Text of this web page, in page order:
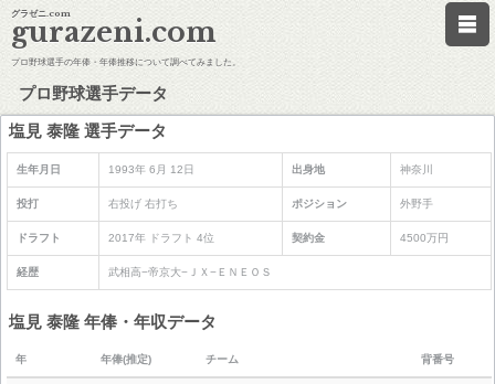
グラゼニ.com
gurazeni.com
プロ野球選手の年俸・年俸推移について調べてみました。
プロ野球選手データ
塩見 泰隆 選手データ
生年月日 1993年 6月 12日 出身地 神奈川
投打 右投げ 右打ち ポジション 外野手
ドラフト 2017年 ドラフト 4位 契約金 4500万円
経歴 武相高−帝京大−ＪＸ−ＥＮＥＯＳ
塩見 泰隆 年俸・年収データ
年 年俸(推定) チーム 背番号